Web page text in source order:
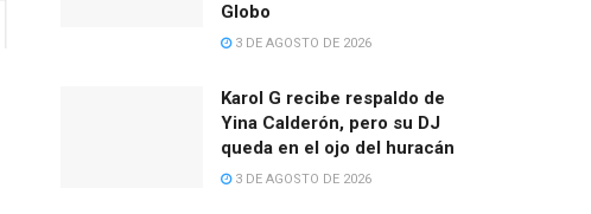
Globo
3 DE AGOSTO DE 2026
Karol G recibe respaldo de
Yina Calderón, pero su DJ
queda en el ojo del huracán
3 DE AGOSTO DE 2026